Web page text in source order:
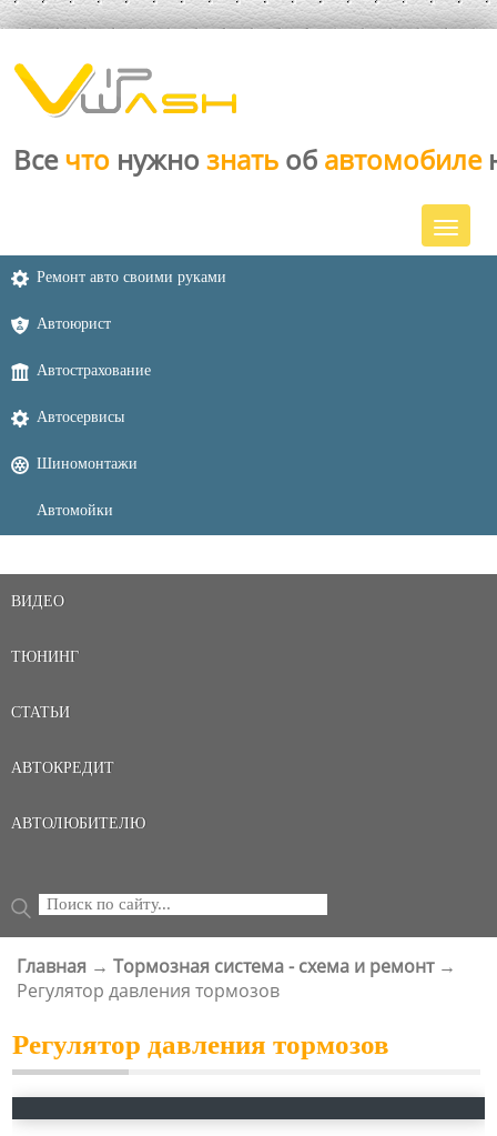
Все что нужно знать об автомобиле
Ремонт авто своими руками
Автоюрист
Автострахование
Автосервисы
Шиномонтажи
Автомойки
ВИДЕО
ТЮНИНГ
СТАТЬИ
АВТОКРЕДИТ
АВТОЛЮБИТЕЛЮ
ФОРМА ПОИСКА
Поиск
ВЫ ЗДЕСЬ
Главная → Тормозная система - схема и ремонт →
Регулятор давления тормозов
Регулятор давления тормозов